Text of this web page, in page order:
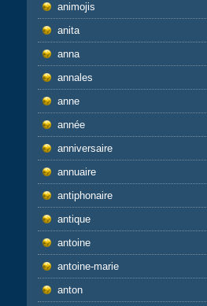
animojis
anita
anna
annales
anne
année
anniversaire
annuaire
antiphonaire
antique
antoine
antoine-marie
anton